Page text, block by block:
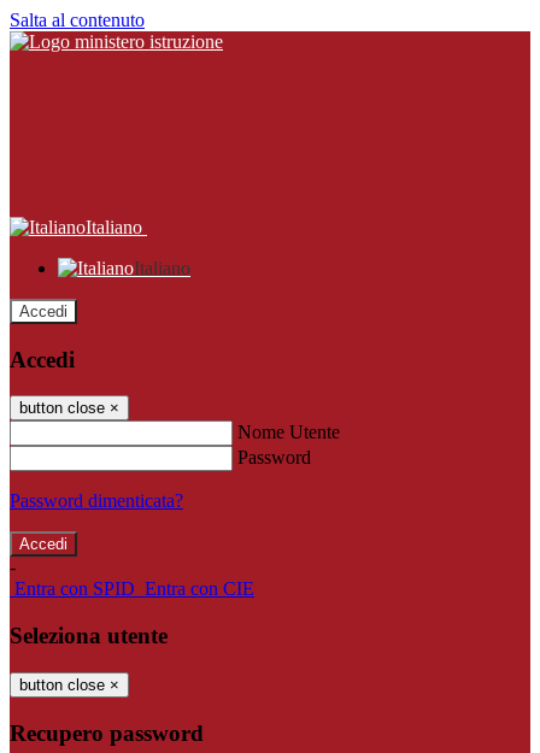
Salta al contenuto
Italiano
Italiano
Accedi
Accedi
button close ×
Nome Utente
Password
Password dimenticata?
-
Entra con SPID Entra con CIE
Seleziona utente
button close ×
Recupero password